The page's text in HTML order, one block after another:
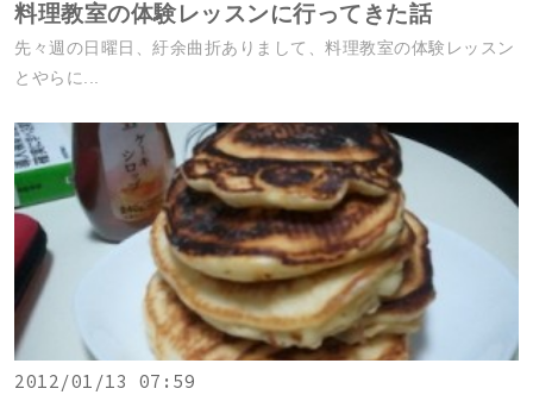
料理教室の体験レッスンに行ってきた話
先々週の日曜日、紆余曲折ありまして、料理教室の体験レッスン
とやらに...
2012/01/13 07:59